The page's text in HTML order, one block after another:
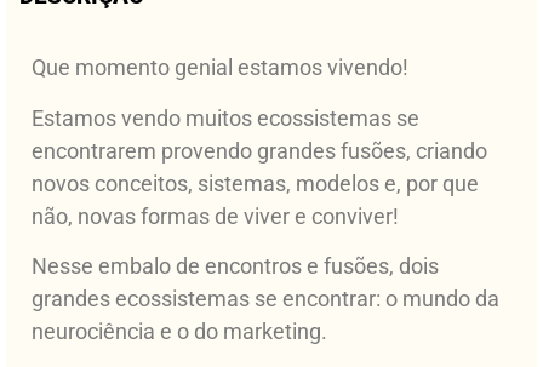
Que momento genial estamos vivendo!
Estamos vendo muitos ecossistemas se
encontrarem provendo grandes fusões, criando
novos conceitos, sistemas, modelos e, por que
não, novas formas de viver e conviver!
Nesse embalo de encontros e fusões, dois
grandes ecossistemas se encontrar: o mundo da
neurociência e o do marketing.